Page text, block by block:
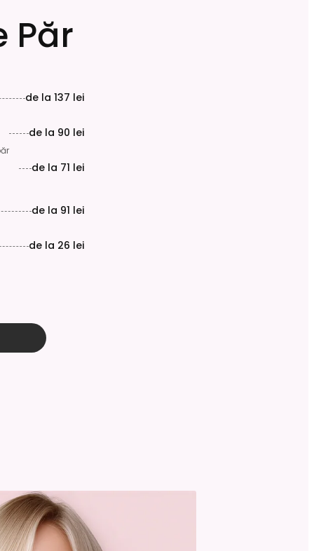
Păr
de la 137 lei
de la 90 lei
de la 71 lei
de la 91 lei
de la 26 lei